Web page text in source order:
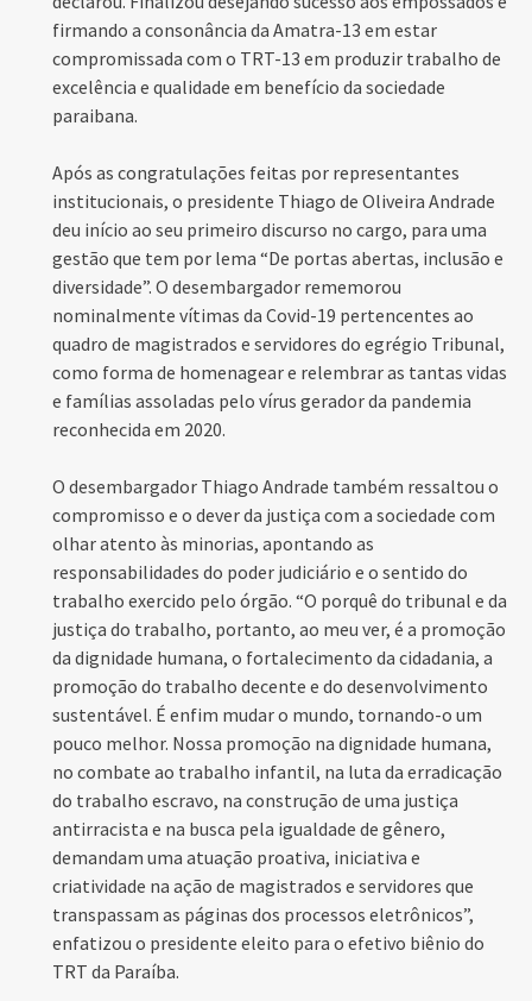
firmando a consonância da Amatra-13 em estar
compromissada com o TRT-13 em produzir trabalho de
excelência e qualidade em benefício da sociedade
paraibana.
Após as congratulações feitas por representantes
institucionais, o presidente Thiago de Oliveira Andrade
deu início ao seu primeiro discurso no cargo, para uma
gestão que tem por lema “De portas abertas, inclusão e
diversidade”. O desembargador rememorou
nominalmente vítimas da Covid-19 pertencentes ao
quadro de magistrados e servidores do egrégio Tribunal,
como forma de homenagear e relembrar as tantas vidas
e famílias assoladas pelo vírus gerador da pandemia
reconhecida em 2020.
O desembargador Thiago Andrade também ressaltou o
compromisso e o dever da justiça com a sociedade com
olhar atento às minorias, apontando as
responsabilidades do poder judiciário e o sentido do
trabalho exercido pelo órgão. “O porquê do tribunal e da
justiça do trabalho, portanto, ao meu ver, é a promoção
da dignidade humana, o fortalecimento da cidadania, a
promoção do trabalho decente e do desenvolvimento
sustentável. É enfim mudar o mundo, tornando-o um
pouco melhor. Nossa promoção na dignidade humana,
no combate ao trabalho infantil, na luta da erradicação
do trabalho escravo, na construção de uma justiça
antirracista e na busca pela igualdade de gênero,
demandam uma atuação proativa, iniciativa e
criatividade na ação de magistrados e servidores que
transpassam as páginas dos processos eletrônicos”,
enfatizou o presidente eleito para o efetivo biênio do
TRT da Paraíba.